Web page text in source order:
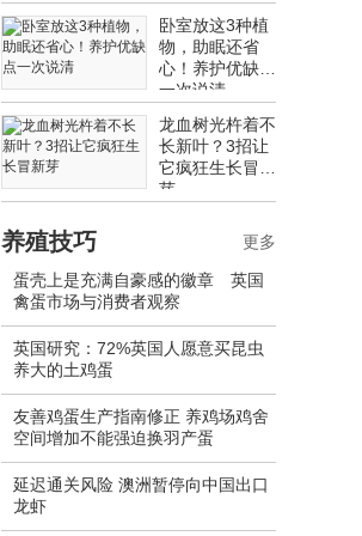
卧室放这3种植
物，助眠还省
心！养护优缺点
一次说清
龙血树光杵着不
长新叶？3招让
它疯狂生长冒新
芽
养殖技巧
蛋壳上是充满自豪感的徽章 英国
禽蛋市场与消费者观察
英国研究：72%英国人愿意买昆虫
养大的土鸡蛋
友善鸡蛋生产指南修正 养鸡场鸡舍
空间增加不能强迫换羽产蛋
延迟通关风险 澳洲暂停向中国出口
龙虾
更多